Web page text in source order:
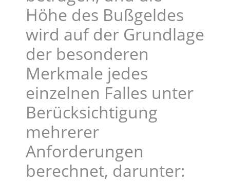
Höhe des Bußgeldes
wird auf der Grundlage
der besonderen
Merkmale jedes
einzelnen Falles unter
Berücksichtigung
mehrerer
Anforderungen
berechnet, darunter: